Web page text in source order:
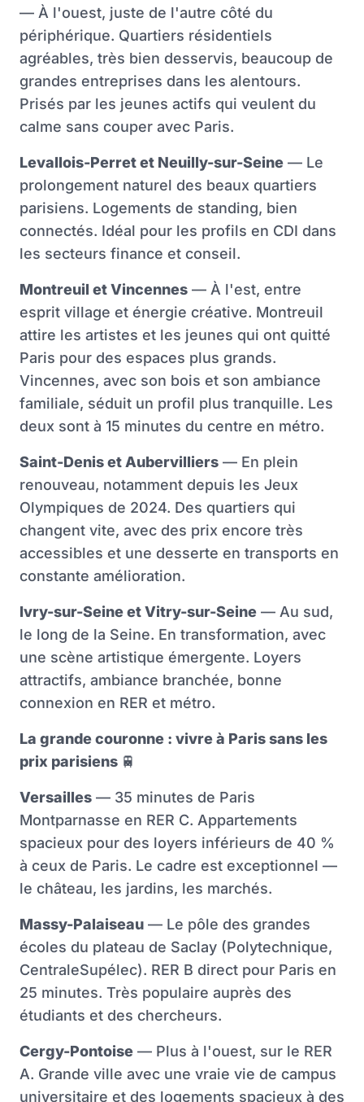
— À l'ouest, juste de l'autre côté du
périphérique. Quartiers résidentiels
agréables, très bien desservis, beaucoup de
grandes entreprises dans les alentours.
Prisés par les jeunes actifs qui veulent du
calme sans couper avec Paris.
Levallois-Perret et Neuilly-sur-Seine — Le
prolongement naturel des beaux quartiers
parisiens. Logements de standing, bien
connectés. Idéal pour les profils en CDI dans
les secteurs finance et conseil.
Montreuil et Vincennes — À l'est, entre
esprit village et énergie créative. Montreuil
attire les artistes et les jeunes qui ont quitté
Paris pour des espaces plus grands.
Vincennes, avec son bois et son ambiance
familiale, séduit un profil plus tranquille. Les
deux sont à 15 minutes du centre en métro.
Saint-Denis et Aubervilliers — En plein
renouveau, notamment depuis les Jeux
Olympiques de 2024. Des quartiers qui
changent vite, avec des prix encore très
accessibles et une desserte en transports en
constante amélioration.
Ivry-sur-Seine et Vitry-sur-Seine — Au sud,
le long de la Seine. En transformation, avec
une scène artistique émergente. Loyers
attractifs, ambiance branchée, bonne
connexion en RER et métro.
La grande couronne : vivre à Paris sans les
prix parisiens 🚆
Versailles — 35 minutes de Paris
Montparnasse en RER C. Appartements
spacieux pour des loyers inférieurs de 40 %
à ceux de Paris. Le cadre est exceptionnel —
le château, les jardins, les marchés.
Massy-Palaiseau — Le pôle des grandes
écoles du plateau de Saclay (Polytechnique,
CentraleSupélec). RER B direct pour Paris en
25 minutes. Très populaire auprès des
étudiants et des chercheurs.
Cergy-Pontoise — Plus à l'ouest, sur le RER
A. Grande ville avec une vraie vie de campus
universitaire et des logements spacieux à des